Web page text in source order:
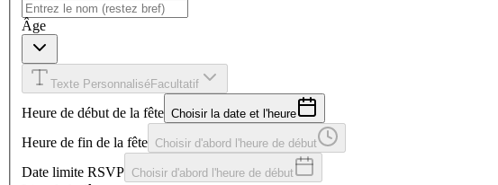
Âge
Texte PersonnaliséFacultatif
Heure de début de la fête Choisir la date et l'heure
Heure de fin de la fête Choisir d'abord l'heure de début
Date limite RSVP Choisir d'abord l'heure de début